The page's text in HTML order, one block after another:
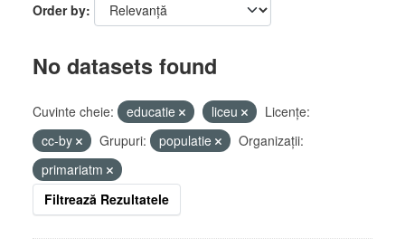
Order by
No datasets found
Cuvinte cheie: educatie liceu
Licenţe:
cc-by
Grupuri: populatie
Organizații:
primariatm
Filtrează Rezultatele